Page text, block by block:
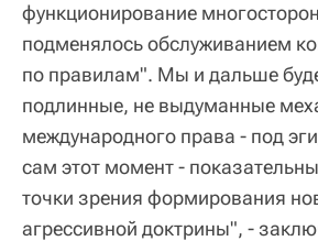
функционирование
подменялось обслуживанием
по правилам". Мы и дальше
подлинные, не выдуманные
международного права - под
сам этот момент -
точки зрения формирования
агрессивной доктрины", -